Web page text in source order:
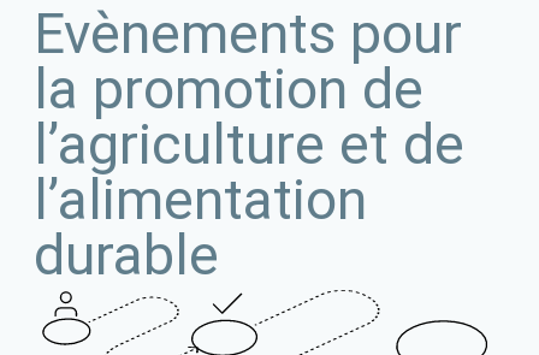
Evènements pour
la promotion de
l’agriculture et de
l’alimentation
durable